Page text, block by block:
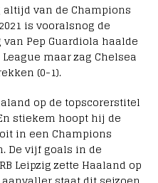
van de Champions
is vooralsnog de
Pep Guardiola haalde
maar zag Chelsea
(0-1).
op de topscorerstitel
stiekem hoopt hij de
in een Champions
De vijf goals in de
Leipzig zette Haaland op